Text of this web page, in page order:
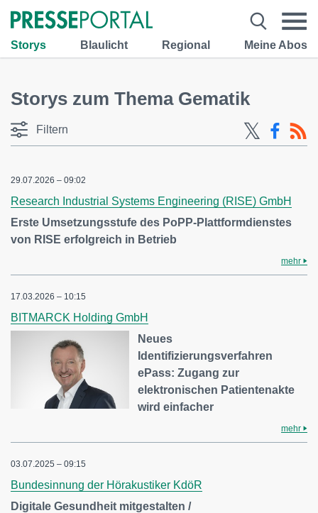
Storys Blaulicht Regional Meine Abos
Storys zum Thema Gematik
Filtern
29.07.2026 – 09:02
Research Industrial Systems Engineering (RISE) GmbH
Erste Umsetzungsstufe des PoPP-Plattformdienstes
von RISE erfolgreich in Betrieb
mehr
17.03.2026 – 10:15
BITMARCK Holding GmbH
Neues
Identifizierungsverfahren
ePass: Zugang zur
elektronischen Patientenakte
wird einfacher
mehr
03.07.2025 – 09:15
Bundesinnung der Hörakustiker KdöR
Digitale Gesundheit mitgestalten /